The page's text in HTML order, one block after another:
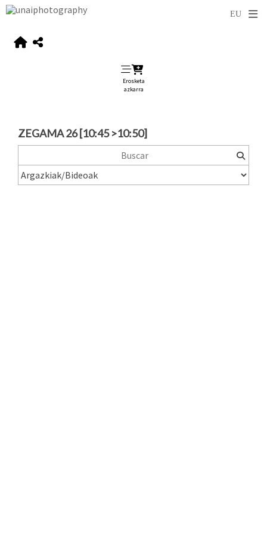
Erosketa
azkarra
ZEGAMA 26 [10:45 >10:50]